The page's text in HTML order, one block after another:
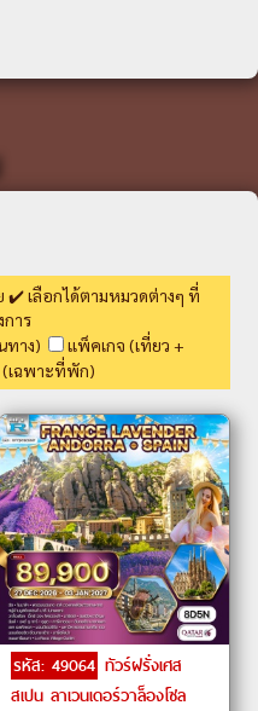
✔️ เลือกได้ตามหมวดต่างๆ ที่
าร
ทาง)
แพ็คเกจ (เที่ยว +
(เฉพาะที่พัก)
รหัส: 49064 ทัวร์ฝรั่งเศส
สเปน ลาเวนเดอร์วาล็องโซล